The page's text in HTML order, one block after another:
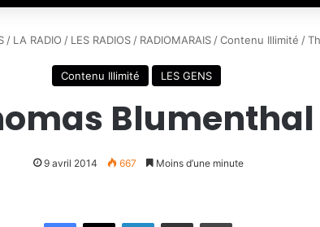
/ LA RADIO / LES RADIOS / RADIOMARAIS / Contenu Illimité /
Contenu Illimité LES GENS
Blumenthal
9 avril 2014 667 Moins d’une minute